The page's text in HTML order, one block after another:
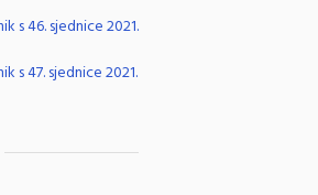
s 46. sjednice 2021.
s 47. sjednice 2021.